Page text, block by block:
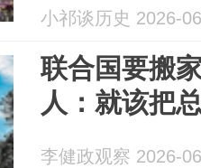
小祁谈历史 2026-
联合国要搬
人：就该把
李健政观察 2026-